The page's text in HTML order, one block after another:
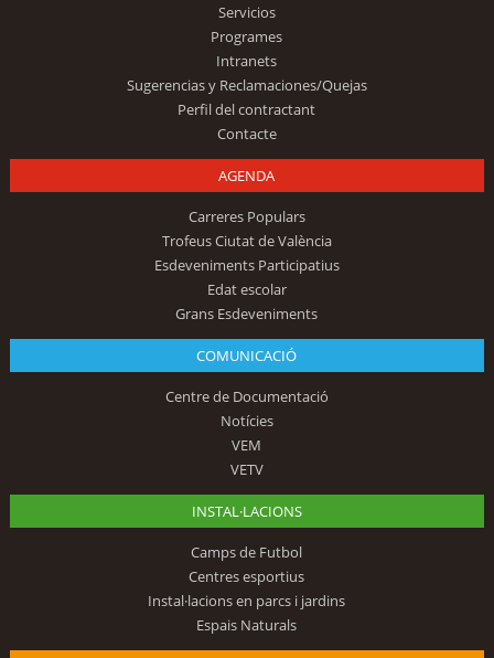
Servicios
Programes
Intranets
Sugerencias y Reclamaciones/Quejas
Perfil del contractant
Contacte
AGENDA
Carreres Populars
Trofeus Ciutat de València
Esdeveniments Participatius
Edat escolar
Grans Esdeveniments
COMUNICACIÓ
Centre de Documentació
Notícies
VEM
VETV
INSTAL·LACIONS
Camps de Futbol
Centres esportius
Instal·lacions en parcs i jardins
Espais Naturals